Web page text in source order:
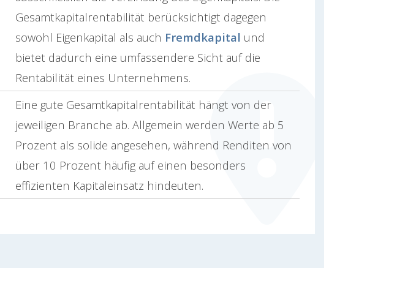
Gesamtkapitalrentabilität berücksichtigt dagegen
sowohl Eigenkapital als auch Fremdkapital und
bietet dadurch eine umfassendere Sicht auf die
Rentabilität eines Unternehmens.
Eine gute Gesamtkapitalrentabilität hängt von der
jeweiligen Branche ab. Allgemein werden Werte ab 5
Prozent als solide angesehen, während Renditen von
über 10 Prozent häufig auf einen besonders
effizienten Kapitaleinsatz hindeuten.